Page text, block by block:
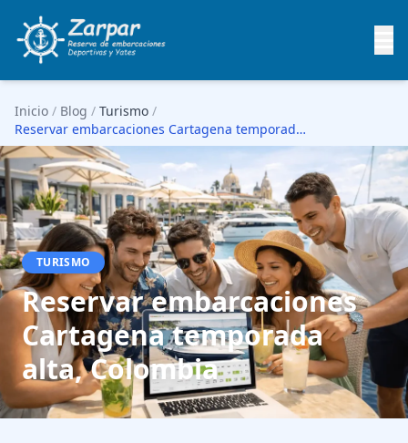
Inicio / Blog / Turismo /
Reservar embarcaciones Cartagena temporada alta, …
TURISMO
Reservar embarcaciones
Cartagena temporada
alta, Colombia